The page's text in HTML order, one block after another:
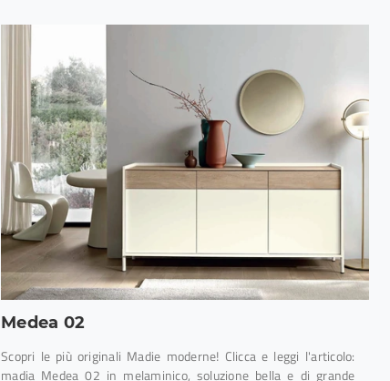
Medea 02
Scopri le più originali Madie moderne! Clicca e leggi l'articolo:
madia Medea 02 in melaminico, soluzione bella e di grande